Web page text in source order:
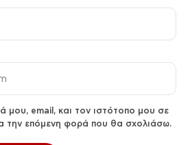
μου, email, και τον ιστότοπο μου σε
την επόμενη φορά που θα σχολιάσω.